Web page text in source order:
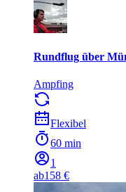
Rundflug über
Ampfing
Flexibel
60 min
1
ab158 €